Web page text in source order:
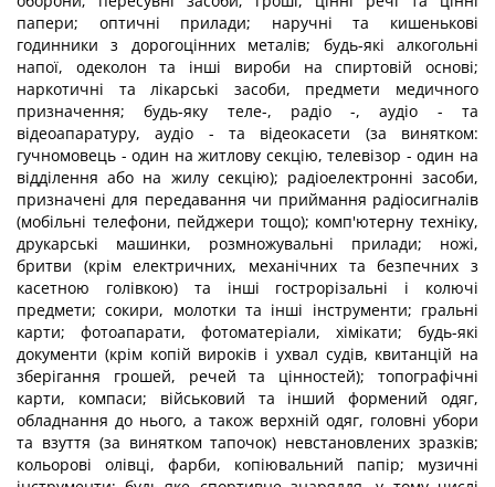
папери; оптичні прилади; наручні та кишенькові
годинники з дорогоцінних металів; будь-які алкогольні
напої, одеколон та інші вироби на спиртовій основі;
наркотичні та лікарські засоби, предмети медичного
призначення; будь-яку теле-, радіо -, аудіо - та
відеоапаратуру, аудіо - та відеокасети (за винятком:
гучномовець - один на житлову секцію, телевізор - один на
відділення або на жилу секцію); радіоелектронні засоби,
призначені для передавання чи приймання радіосигналів
(мобільні телефони, пейджери тощо); комп'ютерну техніку,
друкарські машинки, розмножувальні прилади; ножі,
бритви (крім електричних, механічних та безпечних з
касетною голівкою) та інші гострорізальні і колючі
предмети; сокири, молотки та інші інструменти; гральні
карти; фотоапарати, фотоматеріали, хімікати; будь-які
документи (крім копій вироків і ухвал судів, квитанцій на
зберігання грошей, речей та цінностей); топографічні
карти, компаси; військовий та інший формений одяг,
обладнання до нього, а також верхній одяг, головні убори
та взуття (за винятком тапочок) невстановлених зразків;
кольорові олівці, фарби, копіювальний папір; музичні